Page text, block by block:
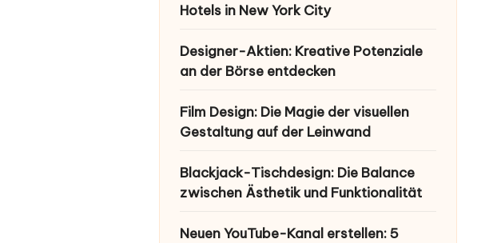
Hotels in New York City
Designer-Aktien: Kreative Potenziale
an der Börse entdecken
Film Design: Die Magie der visuellen
Gestaltung auf der Leinwand
Blackjack-Tischdesign: Die Balance
zwischen Ästhetik und Funktionalität
Neuen YouTube-Kanal erstellen: 5